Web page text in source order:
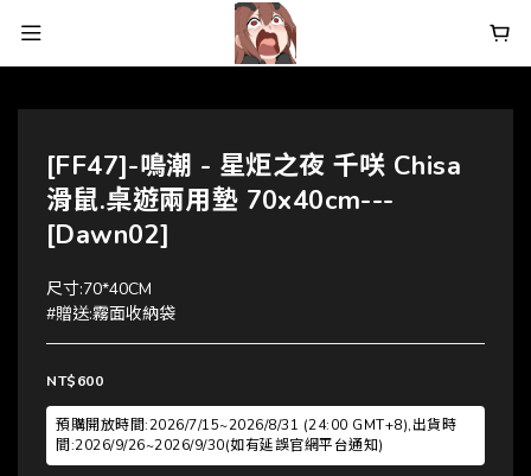
[FF47]-鳴潮 - 星炬之夜 千咲 Chisa
滑鼠.桌遊兩用墊 70x40cm---
[Dawn02]
尺寸:70*40CM
#贈送:霧面收納袋
NT$600
預購開放時間:2026/7/15~2026/8/31 (24:00 GMT+8),出貨時
間:2026/9/26~2026/9/30(如有延誤官網平台通知)